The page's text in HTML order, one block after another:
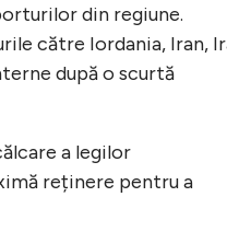
din regiune.
către Iordania, Iran,
după o scurtă
a legilor
reținere pentru a